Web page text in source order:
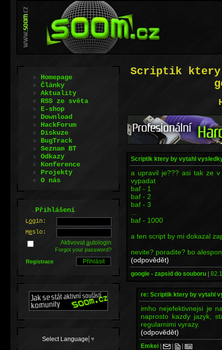
Scriptik ktery
Scriptik ktery by vytahl
a upravil je??? asi tak ze
vypadat
baf - 1
baf - 2
baf - 3
baf - 1000
a ten script by mi dokazal
nevite? poradite? bo
(odpovědět)
google - zapsid do souboru |
re: Scriptik ktery by vytahl
imho nejefektivnejsi je
naprosto kazdy jazyk,
regularnimi vyrazy.
(odpovědět)
Emkei | | |
Homepage
Články
Aktuality
RSS ze světa
E-shop
Download
HackForum
Diskuze
BugTrack
Seznam BT
Odkazy
Konference
Projekty
O nás
.Přihlášení
Login:
Heslo:
Aktivovatautologin
Forgot your password?
Registrace
Select Language ▼